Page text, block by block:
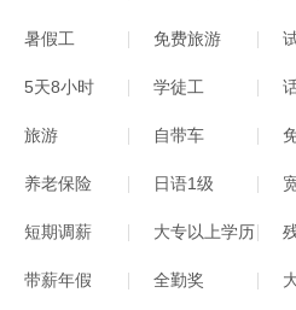
暑假工 免费旅游
5天8小时 学徒工
旅游 自带车
养老保险 日语1级
短期调薪 大专以上学历
带薪年假 全勤奖